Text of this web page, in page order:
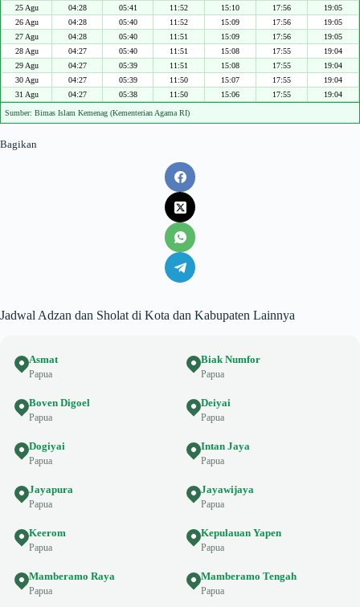
25 Agu
04:28 05:41 11:52 15:10 17:56
19:05
26 Agu
04:28 05:40 11:52 15:09 17:56
19:05
27 Agu
04:28 05:40 11:51 15:09 17:56
19:05
28 Agu
04:27 05:40 11:51 15:08 17:55
19:04
29 Agu
04:27 05:39 11:51 15:08 17:55
19:04
30 Agu
04:27 05:39 11:50 15:07 17:55
19:04
31 Agu
04:27 05:38 11:50 15:06 17:55 19:04
Sumber: Bimas Islam Kemenag (Kementerian Agama RI)
Bagikan
Jadwal Adzan dan Sholat di Kota dan Kabupaten Lainnya
Asmat
Papua
Biak Numfor
Papua
Boven Digoel
Papua
Deiyai
Papua
Dogiyai
Papua
Intan Jaya
Papua
Jayapura
Papua
Jayawijaya
Papua
Keerom
Papua
Kepulauan Yapen
Papua
Mamberamo Raya
Papua
Mamberamo Tengah
Papua